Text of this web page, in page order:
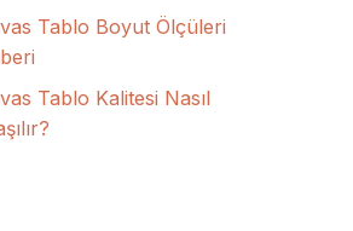
Tablo Boyut Ölçüleri
Tablo Kalitesi Nasıl